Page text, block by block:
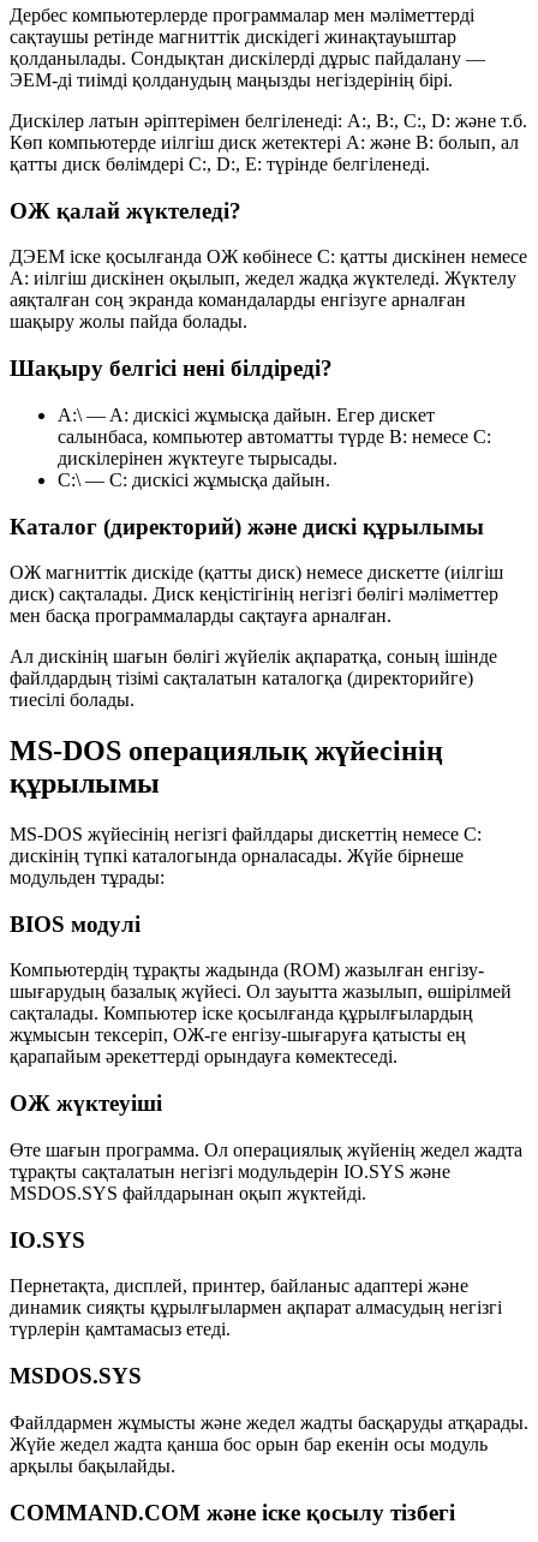
Дербес компьютерлерде программалар мен мәліметтерді
сақтаушы ретінде магниттік дискідегі жинақтауыштар
қолданылады. Сондықтан дискілерді дұрыс пайдалану —
ЭЕМ-ді тиімді қолданудың маңызды негіздерінің бірі.
Дискілер латын әріптерімен белгіленеді: A:, B:, C:, D: және т.б.
Көп компьютерде иілгіш диск жетектері A: және B: болып, ал
қатты диск бөлімдері C:, D:, E: түрінде белгіленеді.
ОЖ қалай жүктеледі?
ДЭЕМ іске қосылғанда ОЖ көбінесе C: қатты дискінен немесе
A: иілгіш дискінен оқылып, жедел жадқа жүктеледі. Жүктелу
аяқталған соң экранда командаларды енгізуге арналған
шақыру жолы пайда болады.
Шақыру белгісі нені білдіреді?
A:\ — A: дискісі жұмысқа дайын. Егер дискет
салынбаса, компьютер автоматты түрде B: немесе C:
дискілерінен жүктеуге тырысады.
C:\ — C: дискісі жұмысқа дайын.
Каталог (директорий) және дискі құрылымы
ОЖ магниттік дискіде (қатты диск) немесе дискетте (иілгіш
диск) сақталады. Диск кеңістігінің негізгі бөлігі мәліметтер
мен басқа программаларды сақтауға арналған.
Ал дискінің шағын бөлігі жүйелік ақпаратқа, соның ішінде
файлдардың тізімі сақталатын каталогқа (директорийге)
тиесілі болады.
MS-DOS операциялық жүйесінің
құрылымы
MS-DOS жүйесінің негізгі файлдары дискеттің немесе C:
дискінің түпкі каталогында орналасады. Жүйе бірнеше
модульден тұрады:
BIOS модулі
Компьютердің тұрақты жадында (ROM) жазылған енгізу-
шығарудың базалық жүйесі. Ол зауытта жазылып, өшірілмей
сақталады. Компьютер іске қосылғанда құрылғылардың
жұмысын тексеріп, ОЖ-ге енгізу-шығаруға қатысты ең
қарапайым әрекеттерді орындауға көмектеседі.
ОЖ жүктеуіші
Өте шағын программа. Ол операциялық жүйенің жедел жадта
тұрақты сақталатын негізгі модульдерін IO.SYS және
MSDOS.SYS файлдарынан оқып жүктейді.
IO.SYS
Пернетақта, дисплей, принтер, байланыс адаптері және
динамик сияқты құрылғылармен ақпарат алмасудың негізгі
түрлерін қамтамасыз етеді.
MSDOS.SYS
Файлдармен жұмысты және жедел жадты басқаруды атқарады.
Жүйе жедел жадта қанша бос орын бар екенін осы модуль
арқылы бақылайды.
COMMAND.COM және іске қосылу тізбегі